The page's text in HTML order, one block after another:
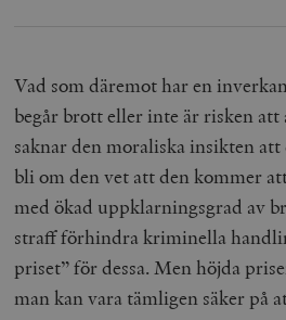
Vad som däremot har en
begår brott eller inte är risken att
saknar den moraliska insikten
bli om den vet att den kommer
med ökad uppklarningsgrad av
straff förhindra kriminella
priset” för dessa. Men höjda
man kan vara tämligen säker på